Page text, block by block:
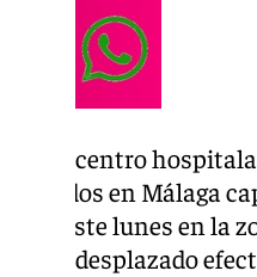
a un centro
en Málaga
de este lunes en la
han desplazado